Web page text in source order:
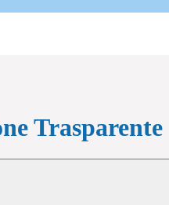
Trasparente